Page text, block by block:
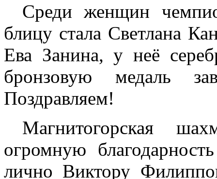
Среди женщин
блицу стала Светлана
Ева Занина, у неё
бронзовую медаль
Поздравляем!
Магнитогорская
огромную
лично Виктору